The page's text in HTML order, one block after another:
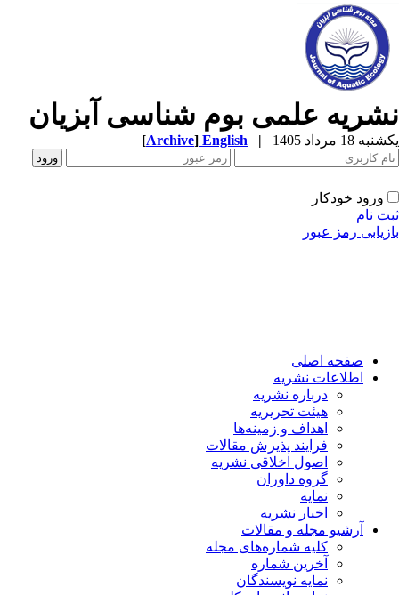
علمی بوم شناسی آبزیان
18 مرداد 1405 |
English
[Archive]
ورود خودکار
نام
رمز عبور
صفحه اصلی
اطلاعات نشریه
درباره نشریه
هیئت تحریریه
اهداف و زمینه‌ها
فرایند پذیرش مقالات
اصول اخلاقی نشریه
گروه داوران
نمایه
اخبار نشریه
آرشیو مجله و مقالات
کلیه شماره‌های مجله
آخرین شماره
نمایه نویسندگان